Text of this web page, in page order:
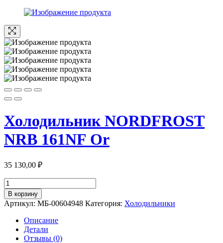
Холодильник NORDFROST
NRB 161NF Or
35 130,00 ₽
Количество
товара
Холодильник
NORDFROST
NRB
161NF
В корзину
Артикул: МБ-00604948 Категория: Холодильники
Описание
Детали
Отзывы (0)